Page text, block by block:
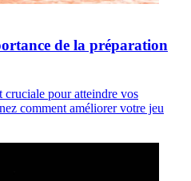
de la préparation
cruciale pour atteindre vos
comment améliorer votre jeu